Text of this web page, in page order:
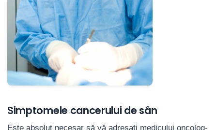
Simptomele cancerului de sân
Este absolut necesar să vă adresați medicului oncolog-